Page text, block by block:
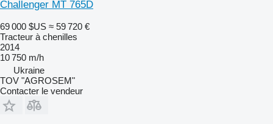
Challenger MT 765D
69 000 $US ≈ 59 720 €
Tracteur à chenilles
2014
10 750 m/h
Ukraine
TOV "AGROSEM"
Contacter le vendeur